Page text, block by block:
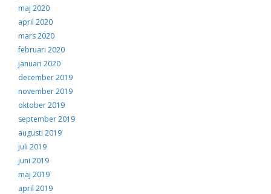
maj 2020
april 2020
mars 2020
februari 2020
januari 2020
december 2019
november 2019
oktober 2019
september 2019
augusti 2019
juli 2019
juni 2019
maj 2019
april 2019